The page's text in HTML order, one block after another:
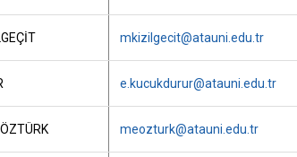
mkizilgecit@atauni.edu.tr
e.kucukdurur@atauni.edu.tr
meozturk@atauni.edu.tr